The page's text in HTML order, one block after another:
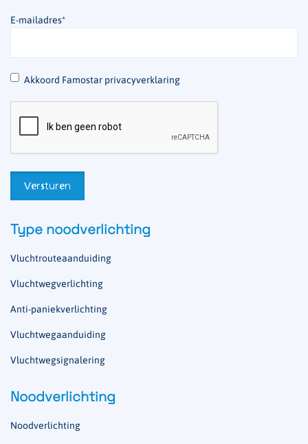
E-mailadres*
* Akkoord Famostar privacyverklaring
Type noodverlichting
Vluchtrouteaanduiding
Vluchtwegverlichting
Anti-paniekverlichting
Vluchtwegaanduiding
Vluchtwegsignalering
Noodverlichting
Noodverlichting